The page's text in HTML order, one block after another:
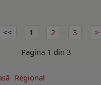
1 2
3
Pagina 1 din 3
Regional